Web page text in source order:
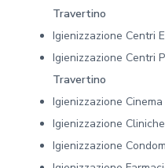
Travertino
Igienizzazione Centri
Igienizzazione Centri
Travertino
Igienizzazione Cinema
Igienizzazione Cliniche
Igienizzazione